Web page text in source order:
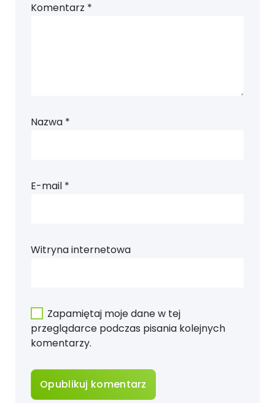
Komentarz *
Nazwa *
E-mail *
Witryna internetowa
Zapamiętaj moje dane w tej
przeglądarce podczas pisania kolejnych
komentarzy.